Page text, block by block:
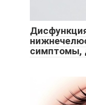
симптомы,